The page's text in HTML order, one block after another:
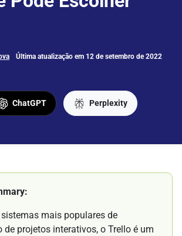
Última atualização em 12 de setembro de 2022
ChatGPT Perplexity
mais populares de
de projetos interativos, o Trello é um